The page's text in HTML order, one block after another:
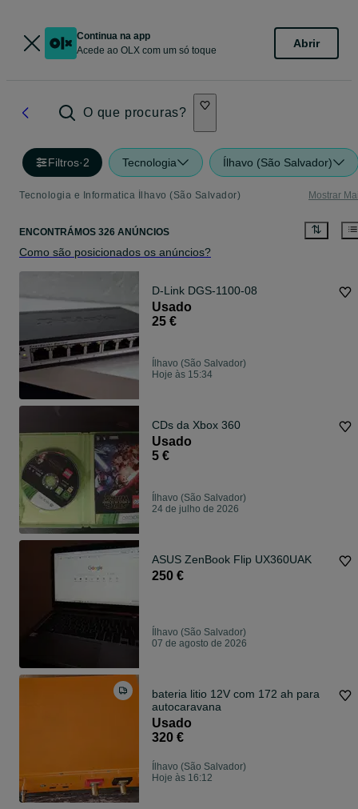
Continua na app
Acede ao OLX com um só toque
Abrir
O que procuras?
Filtros·2 Tecnologia Ílhavo (São Salvador)
Tecnologia e Informatica Ílhavo (São Salvador) Mostrar
ENCONTRÁMOS 326 ANÚNCIOS
Como são posicionados os anúncios?
D-Link DGS-1100-08
Usado
25 €
Ílhavo (São Salvador)
Hoje às 15:34
CDs da Xbox 360
Usado
5 €
Ílhavo (São Salvador)
24 de julho de 2026
ASUS ZenBook Flip UX360UAK
250 €
Ílhavo (São Salvador)
07 de agosto de 2026
bateria litio 12V com 172 ah para
autocaravana
Usado
320 €
Ílhavo (São Salvador)
Hoje às 16:12